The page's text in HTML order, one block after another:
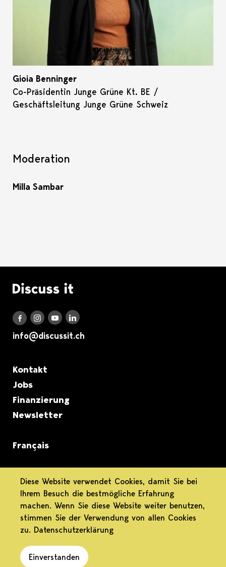
Gioia Benninger
Co-Präsidentin Junge Grüne Kt. BE /
Geschäftsleitung Junge Grüne Schweiz
Moderation
Milla Sambar
Logo Discuss it
Discuss it auf Facebook
Discuss it auf Instagram
Discuss it auf Youtube
Discuss it auf LinkedIn
info@discussit.ch
Metanavigation
Kontakt
Jobs
Finanzierung
Newsletter
Français
informiert.
differenziert.
engagiert.
Datenschutz Impressum
Diese Website verwendet Cookies, damit Sie bei
Ihrem Besuch die bestmögliche Erfahrung
machen. Wenn Sie diese Website weiter benutzen,
stimmen Sie der Verwendung von allen Cookies
zu. Datenschutzerklärung
Einverstanden